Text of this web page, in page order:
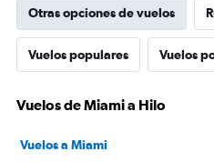
Otras opciones de vuelos
Vuelos populares Vuelos
Vuelos de Miami a Hilo
Vuelos a Miami